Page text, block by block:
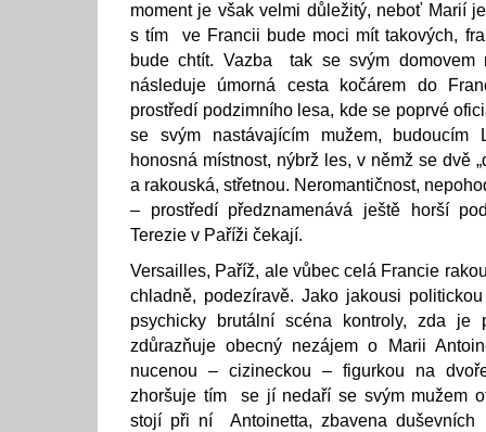
moment je však velmi důležitý, neboť Marií
s tím ve Francii bude moci mít takových,
bude chtít. Vazba tak se svým domovem
následuje úmorná cesta kočárem do
prostředí podzimního lesa, kde se poprvé
se svým nastávajícím mužem, budoucím
honosná místnost, nýbrž les, v němž se dvě
a rakouská, střetnou. Neromantičnost,
– prostředí předznamenává ještě horší
Terezie v Paříži čekají.
Versailles, Paříž, ale vůbec celá Francie
chladně, podezíravě. Jako jakousi
psychicky brutální scéna kontroly, zda je
zdůrazňuje obecný nezájem o Marii
nucenou – cizineckou – figurkou na
zhoršuje tím se jí nedaří se svým mužem
stojí při ní Antoinetta, zbavena duševních